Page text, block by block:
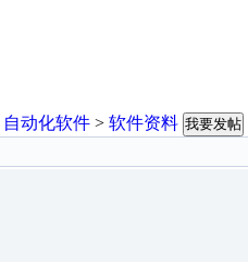
自动化软件 > 软件资料 我要发帖